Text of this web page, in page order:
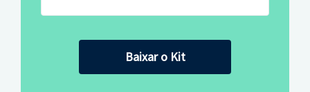
Baixar o Kit